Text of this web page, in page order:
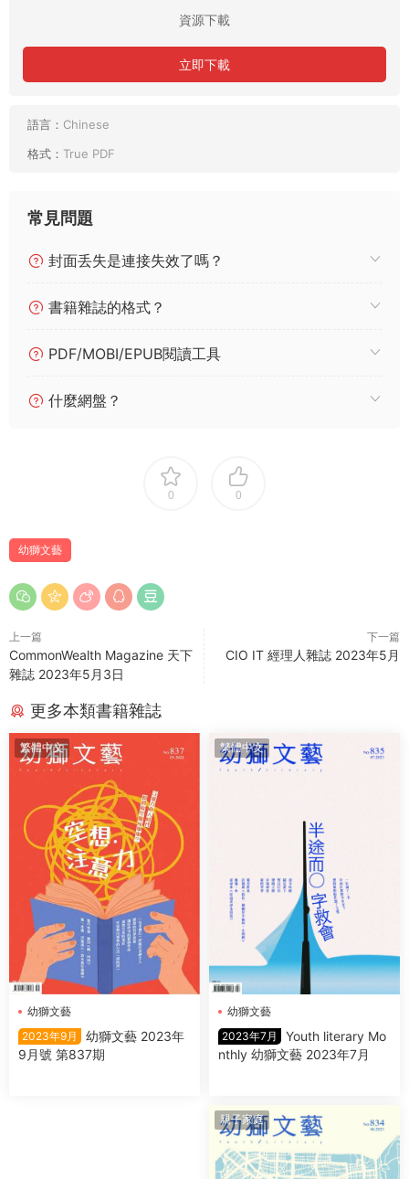
資源下載
立即下載
語言： Chinese
格式： True PDF
常見問題
封面丢失是連接失效了嗎？
書籍雜誌的格式？
PDF/MOBI/EPUB閱讀工具
什麼網盤？
0 0
幼獅文藝
上一篇
CommonWealth Magazine 天下
雜誌 2023年5月3日
下一篇
CIO IT 經理人雜誌 2023年5月
更多本類書籍雜誌
繁體中文
幼獅文藝
2023年9月
幼獅文藝 2023年
9月號 第837期
繁體中文
幼獅文藝
2023年7月
Youth literary Mo
nthly 幼獅文藝 2023年7月
親子家庭